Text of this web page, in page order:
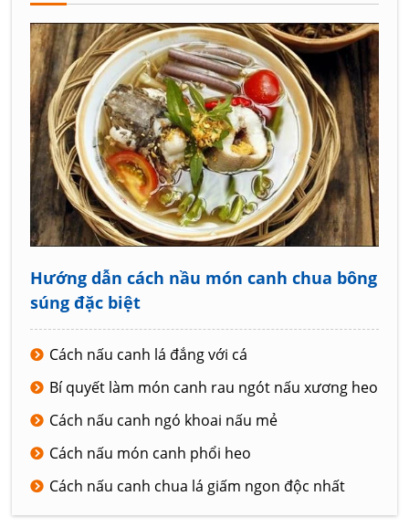
Hướng dẫn cách nầu món canh chua bông
súng đặc biệt
Cách nấu canh lá đắng với cá
Bí quyết làm món canh rau ngót nấu xương heo
Cách nấu canh ngó khoai nấu mẻ
Cách nấu món canh phổi heo
Cách nấu canh chua lá giấm ngon độc nhất